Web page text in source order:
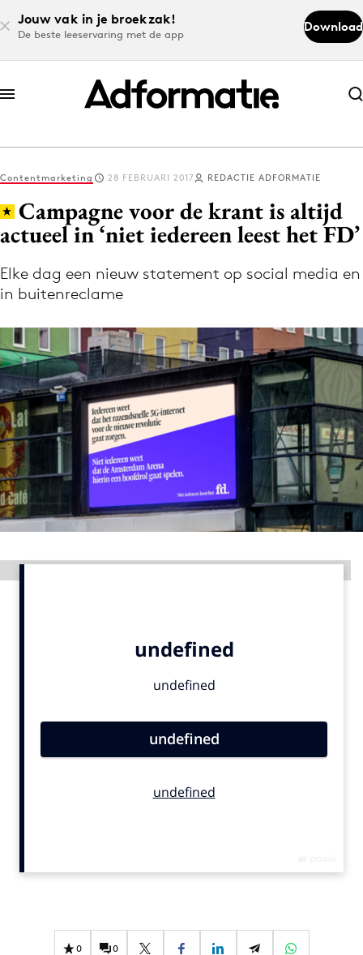
Jouw vak in je broekzak!
De beste leeservaring met de app
Download
Abonneer nu
Abonneer nu
Log in
Volg het laatste nieuws via de Adformatie
Menu
Home
9 sept: GenAI-training
12 nov: MarketingLive!
Adverteren
Events
Opleidingen
Artificial Intelligence
Contentmarketing 28 FEBRUARI 2017 REDACTIE ADFORMATIE
Campagne voor de krant is altijd
actueel in ‘niet iedereen leest het FD’
Elke dag een nieuw statement op social media en
in buitenreclame
0 0